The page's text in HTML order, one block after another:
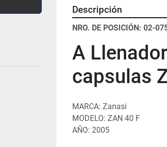
Descripción
NRO. DE POSICIÓN: 02-
A
capsulas
MARCA: Zanasi
MODELO: ZAN 40 F
AÑO: 2005